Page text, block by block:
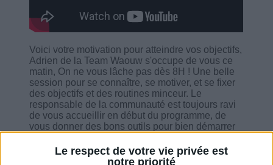
Le respect de votre vie privée est
notre priorité
Voici votre motivation pour atteindre vos objectifs,
Adrien de la Team Waouw s'occupe de vous ce
matin, On ne vous lâche pas dès 8H ! Une belle
session pour se connaître, se motiver, et se fixer
des objectifs et des routines minceur. Le
responsable de la communauté est toujours ravi
de vous accueillir en début du programme, de
vous donner des bons outils pour bien démarrer
aider à atteindre vos objectifs ! Il est à votre
écoute pour vous conseiller, pour répondre à vos